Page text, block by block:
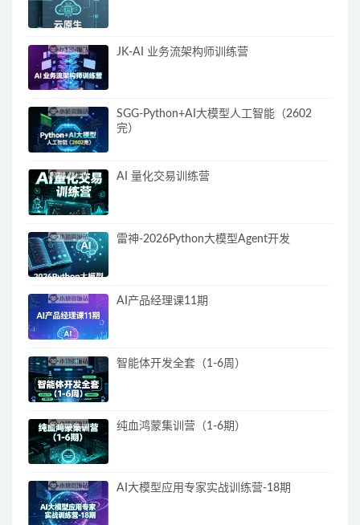
JK-AI 业务流架构师训练营
SGG-Python+AI大模型人工智能（2602
完）
AI 量化交易训练营
雷神-2026Python大模型Agent开发
AI产品经理课11期
智能体开发全套（1-6周）
纯血鸿蒙集训营（1-6期）
AI大模型应用专家实战训练营-18期